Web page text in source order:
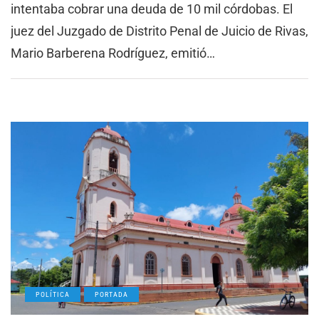
intentaba cobrar una deuda de 10 mil córdobas. El
juez del Juzgado de Distrito Penal de Juicio de Rivas,
Mario Barberena Rodríguez, emitió…
POLÍTICA PORTADA